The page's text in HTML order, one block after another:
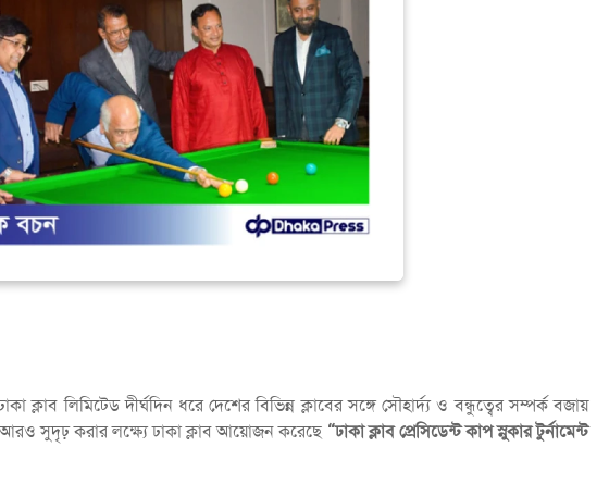
ক্লাব লিমিটেড দীর্ঘদিন ধরে দেশের বিভিন্ন ক্লাবের সঙ্গে সৌহার্দ্য ও বন্ধুত্বের সম্পর্ক বজায়
আরও সুদৃঢ় করার লক্ষ্যে ঢাকা ক্লাব আয়োজন করেছে “ঢাকা ক্লাব প্রেসিডেন্ট কাপ স্নুকার টুর্নামেন্ট